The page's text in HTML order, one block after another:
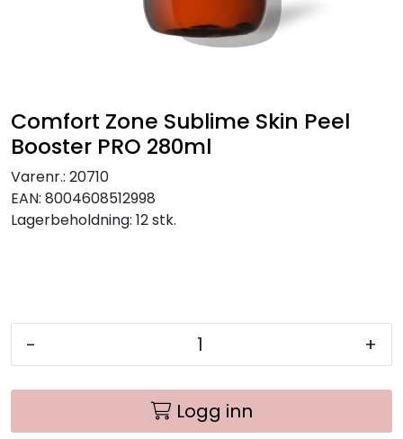
Comfort Zone Sublime Skin Peel
Booster PRO 280ml
Varenr.: 20710
EAN: 8004608512998
Lagerbeholdning: 12 stk.
- +
Logg inn